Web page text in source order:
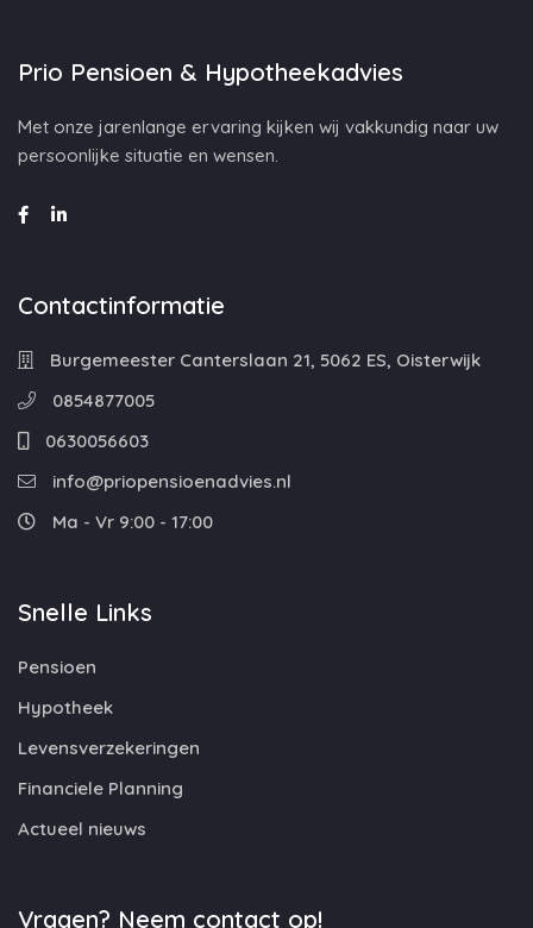
Prio Pensioen & Hypotheekadvies
Met onze jarenlange ervaring kijken wij vakkundig naar uw
persoonlijke situatie en wensen.
Contactinformatie
Burgemeester Canterslaan 21, 5062 ES, Oisterwijk
0854877005
0630056603
info@priopensioenadvies.nl
Ma - Vr 9:00 - 17:00
Snelle Links
Pensioen
Hypotheek
Levensverzekeringen
Financiele Planning
Actueel nieuws
Vragen? Neem contact op!